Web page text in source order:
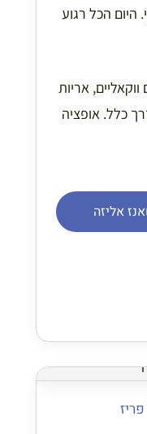
היום הכל רגוע
אריות
כלל. אופציה
אליזה